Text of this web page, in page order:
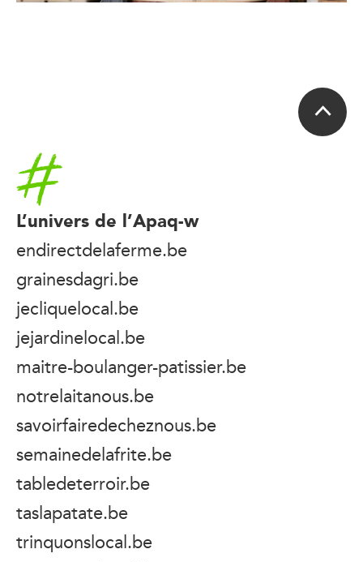
Accueil
L’univers de l’Apaq-w
endirectdelaferme.be
grainesdagri.be
jecliquelocal.be
jejardinelocal.be
maitre-boulanger-patissier.be
notrelaitanous.be
savoirfairedecheznous.be
semainedelafrite.be
tabledeterroir.be
taslapatate.be
trinquonslocal.be